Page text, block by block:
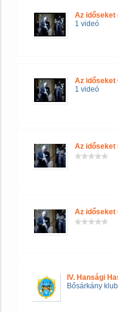
Az időseket
1 videó
Az időseket
1 videó
Az időseket
Az időseket
IV. Hansági
Bősárkány klub